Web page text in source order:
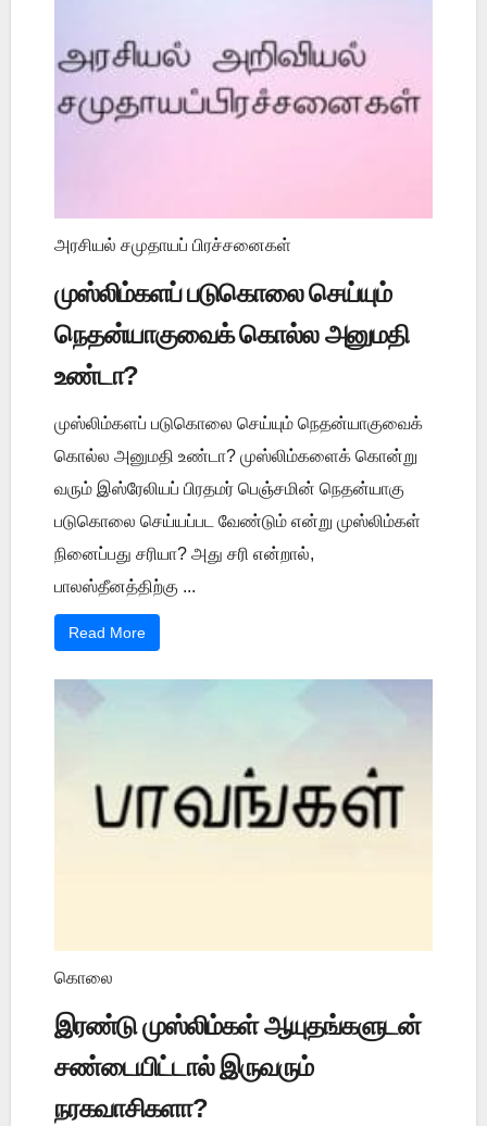
அரசியல் சமுதாயப் பிரச்சனைகள்
முஸ்லிம்களப் படுகொலை செய்யும்
நெதன்யாகுவைக் கொல்ல அனுமதி
உண்டா?
முஸ்லிம்களப் படுகொலை செய்யும் நெதன்யாகுவைக்
கொல்ல அனுமதி உண்டா? முஸ்லிம்களைக் கொன்று
வரும் இஸ்ரேலியப் பிரதமர் பெஞ்சமின் நெதன்யாகு
படுகொலை செய்யப்பட வேண்டும் என்று முஸ்லிம்கள்
நினைப்பது சரியா? அது சரி என்றால்,
பாலஸ்தீனத்திற்கு ...
Read More
கொலை
இரண்டு முஸ்லிம்கள் ஆயுதங்களுடன்
சண்டையிட்டால் இருவரும்
நரகவாசிகளா?